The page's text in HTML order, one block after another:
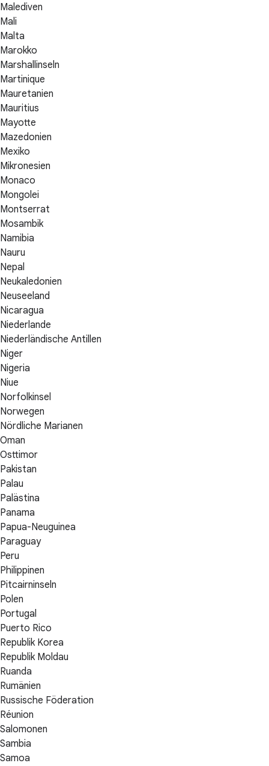
Malediven
Mali
Malta
Marokko
Marshallinseln
Martinique
Mauretanien
Mauritius
Mayotte
Mazedonien
Mexiko
Mikronesien
Monaco
Mongolei
Montserrat
Mosambik
Namibia
Nauru
Nepal
Neukaledonien
Neuseeland
Nicaragua
Niederlande
Niederländische Antillen
Niger
Nigeria
Niue
Norfolkinsel
Norwegen
Nördliche Marianen
Oman
Osttimor
Pakistan
Palau
Palästina
Panama
Papua-Neuguinea
Paraguay
Peru
Philippinen
Pitcairninseln
Polen
Portugal
Puerto Rico
Republik Korea
Republik Moldau
Ruanda
Rumänien
Russische Föderation
Réunion
Salomonen
Sambia
Samoa